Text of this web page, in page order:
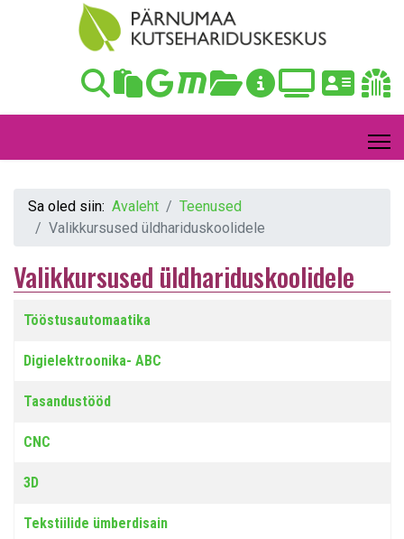
Sa oled siin: Avaleht
Teenused
Valikkursused üldhariduskoolidele
Valikkursused üldhariduskoolidele
Pealkiri
Tööstusautomaatika
Digielektroonika- ABC
Tasandustööd
CNC
3D
Tekstiilide ümberdisain